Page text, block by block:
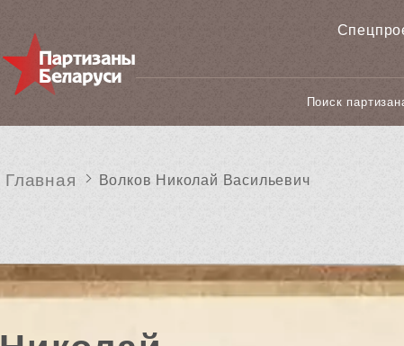
Поиск
Главная Волков Николай Васильевич